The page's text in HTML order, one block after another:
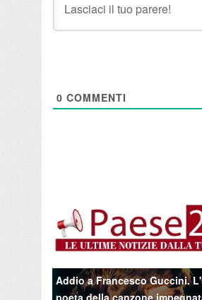
0 COMMENTI
Addio a Francesco Guccini.
poeta della canzone